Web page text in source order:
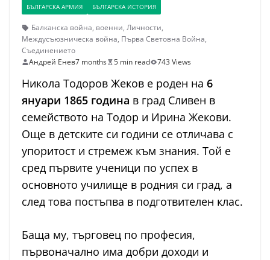
БЪЛГАРСКА АРМИЯ БЪЛГАРСКА ИСТОРИЯ
Балканска война, военни, Личности,
Междусъюзническа война, Първа Световна Война,
Съединението
Андрей Енев7 months 5 min read 743 Views
Никола Тодоров Жеков е роден на 6
януари 1865 година в град Сливен в
семейството на Тодор и Ирина Жекови.
Още в детските си години се отличава с
упоритост и стремеж към знания. Той е
сред първите ученици по успех в
основното училище в родния си град, а
след това постъпва в подготвителен клас.
Баща му, търговец по професия,
първоначално има добри доходи и